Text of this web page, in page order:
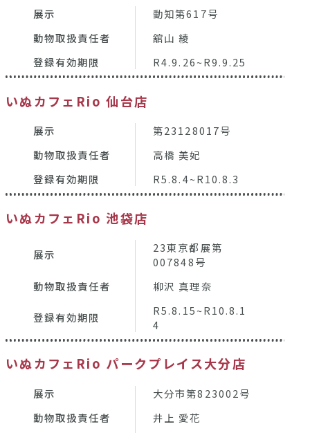
展示
動知第617号
動物取扱責任者
舘山 綾
登録有効期限
R4.9.26~R9.9.25
いぬカフェRio 仙台店
展示
第23128017号
動物取扱責任者
高橋 美妃
登録有効期限
R5.8.4~R10.8.3
いぬカフェRio 池袋店
展示
23東京都展第
007848号
動物取扱責任者
柳沢 真理奈
登録有効期限
R5.8.15~R10.8.1
4
いぬカフェRio パークプレイス大分店
展示
大分市第823002号
動物取扱責任者
井上 愛花